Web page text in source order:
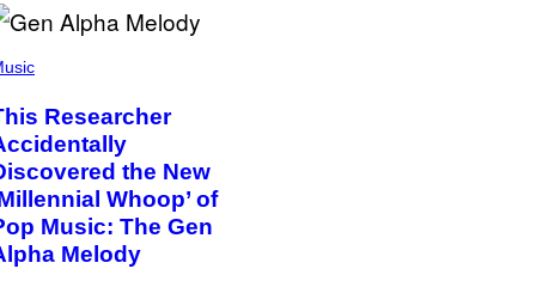
Researcher
the New
Whoop’ of
Music: The Gen
Melody